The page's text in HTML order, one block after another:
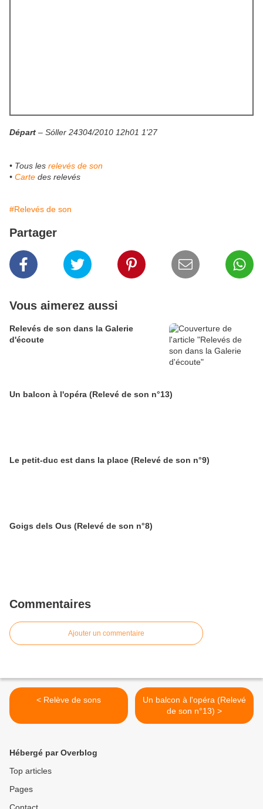
Départ – Sóller 24304/2010 12h01 1'27
• Tous les relevés de son
• Carte des relevés
#Relevés de son
Partager
Vous aimerez aussi
Relevés de son dans la Galerie
d'écoute
Un balcon à l'opéra (Relevé de son n°13)
Le petit-duc est dans la place (Relevé de son n°9)
Goigs dels Ous (Relevé de son n°8)
Commentaires
Ajouter un commentaire
< Relève de sons
Un balcon à l'opéra (Relevé
de son n°13) >
Hébergé par Overblog
Top articles
Pages